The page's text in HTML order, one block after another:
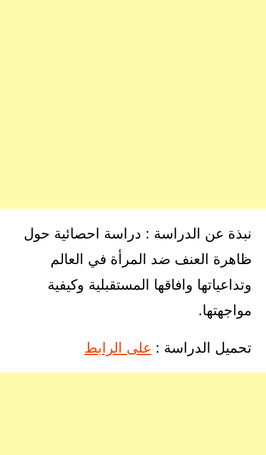
نبذة عن الدراسة : دراسة احصائية حول
ظاهرة العنف ضد المرأة في العالم
وتداعياتها وافاقها المستقبلية وكيفية
مواجهتها.
تحميل الدراسة : على الرابط